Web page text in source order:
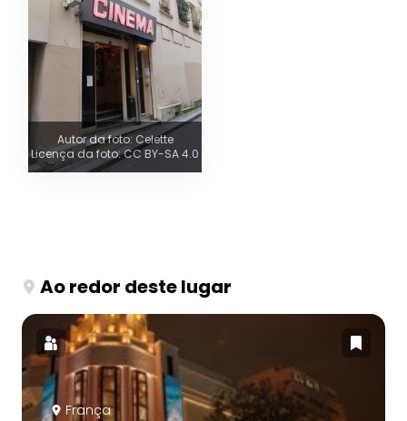
Autor da foto: Celette
Licença da foto: CC BY-SA 4.0
Ao redor deste lugar
França